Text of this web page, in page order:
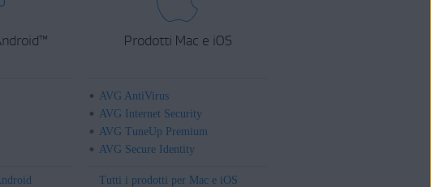
™ Prodotti Mac e iOS
AVG AntiVirus
AVG Internet Security
AVG TuneUp Premium
AVG Secure Identity
Tutti i prodotti per Mac e iOS